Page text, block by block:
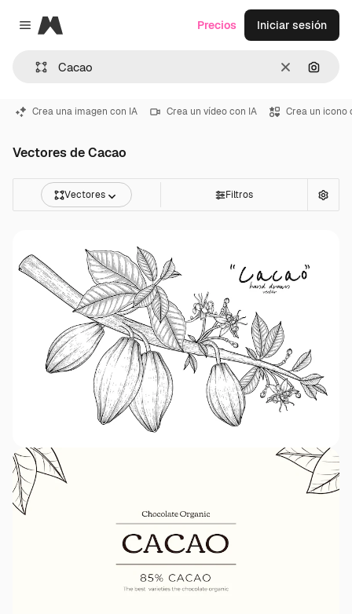
Close menu
Magnific
Borrar
Precios Iniciar sesión
Crea una imagen con IA Crea un vídeo con IA Crea un icono
Vectores de Cacao
Vectores Filtros